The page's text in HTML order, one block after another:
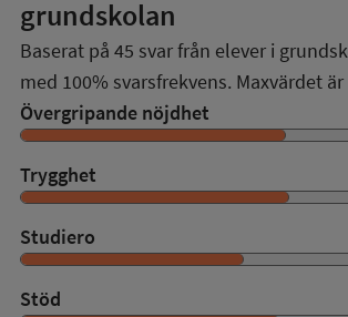
grundskolan
Baserat på 45 svar från elever i
med 100% svarsfrekvens. Maxvärdet är
Övergripande nöjdhet
Trygghet
Studiero
Stöd